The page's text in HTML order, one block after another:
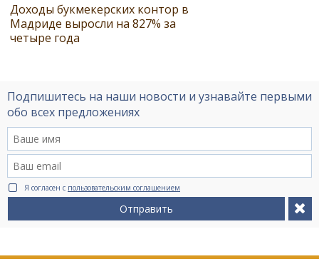
Доходы букмекерских контор в
Мадриде выросли на 827% за
четыре года
Подпишитесь на наши новости и узнавайте первыми
обо всех предложениях
Я согласен с пользовательским соглашением
Отправить